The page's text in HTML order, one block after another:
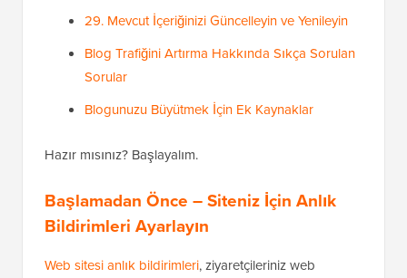
29. Mevcut İçeriğinizi Güncelleyin ve Yenileyin
Blog Trafiğini Artırma Hakkında Sıkça Sorulan
Sorular
Blogunuzu Büyütmek İçin Ek Kaynaklar
Hazır mısınız? Başlayalım.
Başlamadan Önce – Siteniz İçin Anlık
Bildirimleri Ayarlayın
Web sitesi anlık bildirimleri, ziyaretçileriniz web